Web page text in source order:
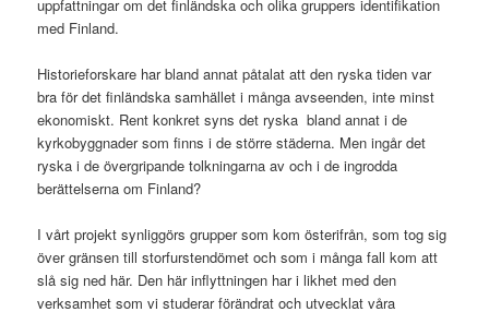
uppfattningar om det finländska och olika gruppers identifikation
med Finland.
Historieforskare har bland annat påtalat att den ryska tiden var
bra för det finländska samhället i många avseenden, inte minst
ekonomiskt. Rent konkret syns det ryska bland annat i de
kyrkobyggnader som finns i de större städerna. Men ingår det
ryska i de övergripande tolkningarna av och i de ingrodda
berättelserna om Finland?
I vårt projekt synliggörs grupper som kom österifrån, som tog sig
över gränsen till storfurstendömet och som i många fall kom att
slå sig ned här. Den här inflyttningen har i likhet med den
verksamhet som vi studerar förändrat och utvecklat våra